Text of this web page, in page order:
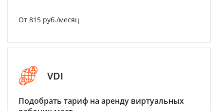
От 815 руб./месяц
VDI
Подобрать тариф на аренду виртуальных